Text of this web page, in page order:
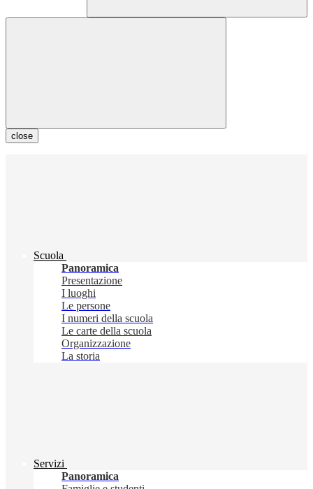
close
Scuola
Panoramica
Presentazione
I luoghi
Le persone
I numeri della scuola
Le carte della scuola
Organizzazione
La storia
Servizi
Panoramica